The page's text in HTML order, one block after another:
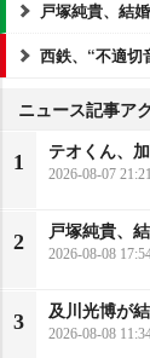
戸塚純貴、結
西鉄、“不適切
ニュース記事ア
1
テオくん、
2026-08-07 21:21
2
戸塚純貴、
2026-08-08
3
及川光博が
2026-08-08